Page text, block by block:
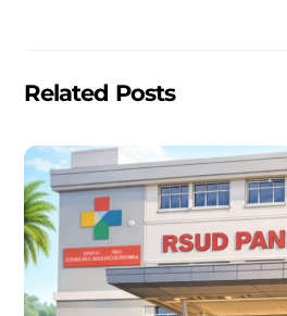
Related Posts